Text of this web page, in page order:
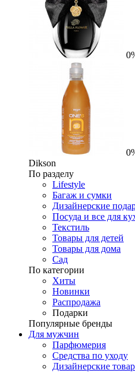
Dikson
По разделу
Lifestyle
Багаж и сумки
Дизайнерские
Посуда и все для
Текстиль
Товары для детей
Товары для дома
Сад
По категории
Хиты
Новинки
Распродажа
Подарки
Популярные бренды
Для мужчин
Парфюмерия
Средства по уходу
Дизайнерские